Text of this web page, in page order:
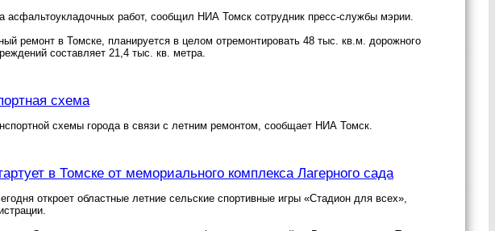
асфальтоукладочных работ, сообщил НИА Томск сотрудник пресс-службы мэрии.
ремонт в Томске, планируется в целом отремонтировать 48 тыс. кв.м. дорожного
составляет 21,4 тыс. кв. метра.
схема
схемы города в связи с летним ремонтом, сообщает НИА Томск.
в Томске от мемориального комплекса Лагерного сада
откроет областные летние сельские спортивные игры «Стадион для всех»,